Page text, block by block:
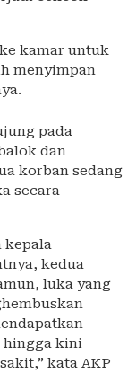
kamar untuk
menyimpan
pada
dan
korban sedang
secara
kepala
kedua
luka yang
hingga kini
kata AKP